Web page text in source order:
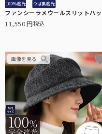
100%遮光 つば裏遮光
ファンシーラメウールスリットハ
11,550 税込